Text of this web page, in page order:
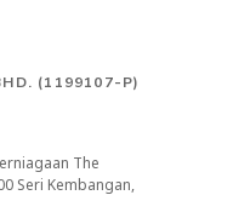
(1199107-P)
The
Seri Kembangan,